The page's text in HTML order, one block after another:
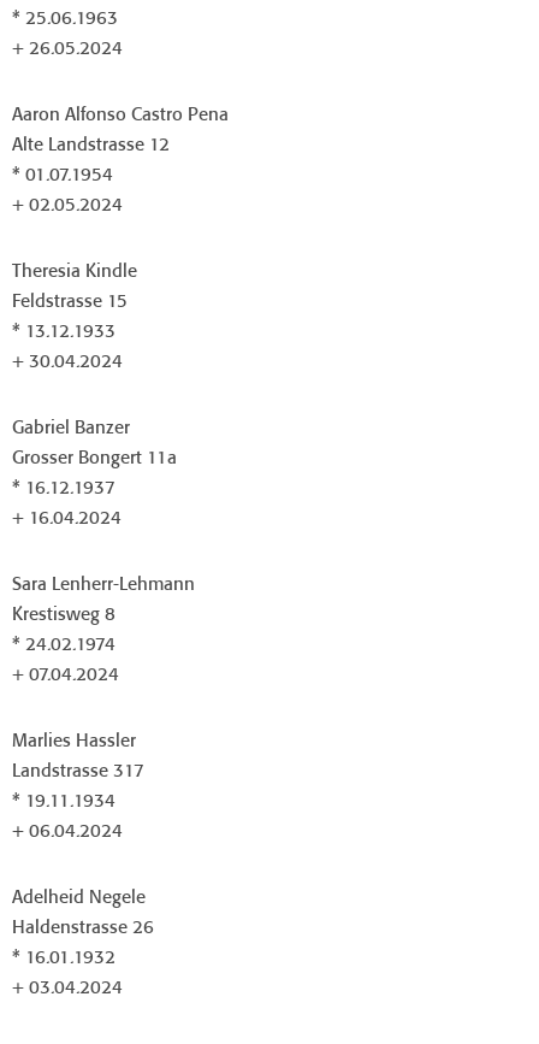
* 25.06.1963
+ 26.05.2024
Aaron Alfonso Castro Pena
Alte Landstrasse 12
* 01.07.1954
+ 02.05.2024
Theresia Kindle
Feldstrasse 15
* 13.12.1933
+ 30.04.2024
Gabriel Banzer
Grosser Bongert 11a
* 16.12.1937
+ 16.04.2024
Sara Lenherr-Lehmann
Krestisweg 8
* 24.02.1974
+ 07.04.2024
Marlies Hassler
Landstrasse 317
* 19.11.1934
+ 06.04.2024
Adelheid Negele
Haldenstrasse 26
* 16.01.1932
+ 03.04.2024